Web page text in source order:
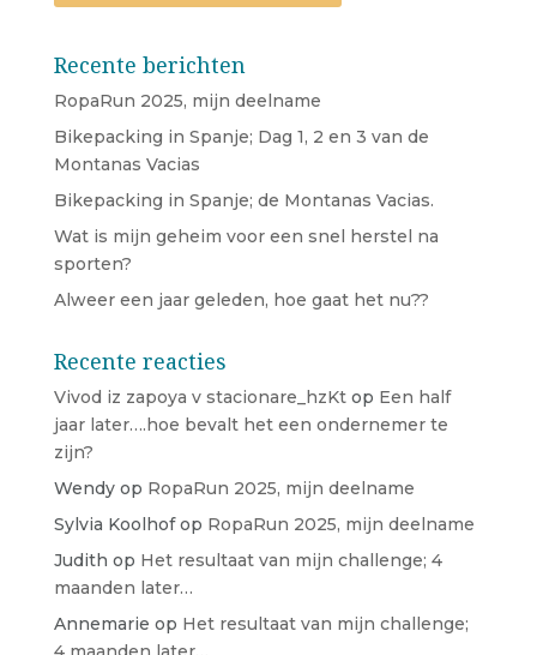
Recente berichten
RopaRun 2025, mijn deelname
Bikepacking in Spanje; Dag 1, 2 en 3 van de
Montanas Vacias
Bikepacking in Spanje; de Montanas Vacias.
Wat is mijn geheim voor een snel herstel na
sporten?
Alweer een jaar geleden, hoe gaat het nu??
Recente reacties
Vivod iz zapoya v stacionare_hzKtop Een half
jaar later….hoe bevalt het een ondernemer te
zijn?
Wendyop RopaRun 2025, mijn deelname
Sylvia Koolhofop RopaRun 2025, mijn deelname
Judith op Het resultaat van mijn challenge; 4
maanden later…
Annemarie op Het resultaat van mijn challenge;